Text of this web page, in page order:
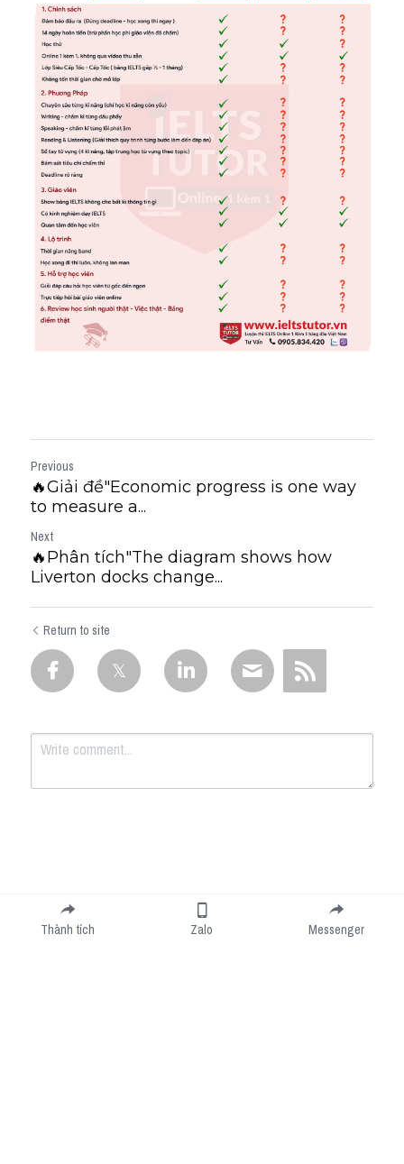
Previous
🔥Giải đề"Economic progress is one way
to measure a...
Next
🔥Phân tích"The diagram shows how
Liverton docks change...
Return to site
Submit
Thành tích Zalo Messenger